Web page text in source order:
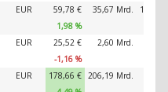
EUR 59,78 € 35,67 Mrd.
1,98 %
EUR 25,52 € 2,60 Mrd.
-1,16 %
EUR 178,62 € 206,19 Mrd.